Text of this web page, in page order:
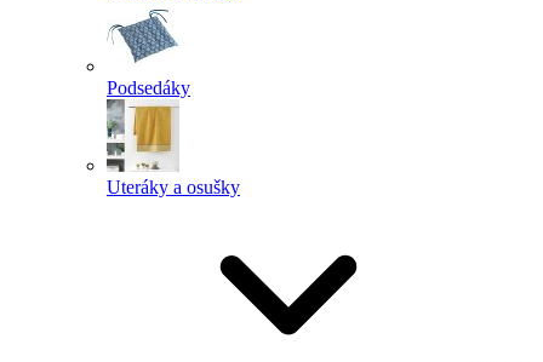
Podsedáky
Uteráky a osušky